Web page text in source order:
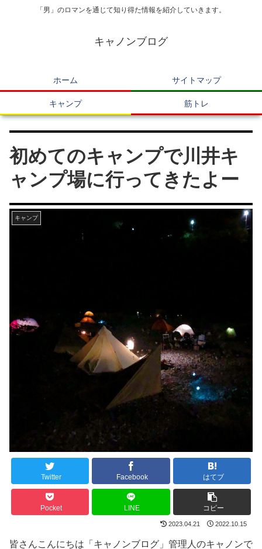
「男」のロマンを通じて知り得た情報を紹介していきます。
キャノンブログ
ホーム サイトマップ
キャンプ 筋トレ
初めてのキャンプで川井キ
ャンプ場に行ってきたよー
キャンプ
Twitter Facebook はてブ
Pocket LINE コピー
2023.04.21 2022.10.15
皆さんこんにちは「キャノンブログ」管理人のキャノンで